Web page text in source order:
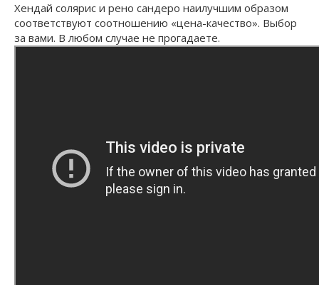
Хендай солярис и рено сандеро наилучшим образом
соответствуют соотношению «цена-качество». Выбор
за вами. В любом случае не прогадаете.